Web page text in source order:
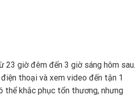
23 giờ đêm đến 3 giờ sáng hôm sau.
thoại và xem video đến tận 1
thể khắc phục tổn thương, nhưng